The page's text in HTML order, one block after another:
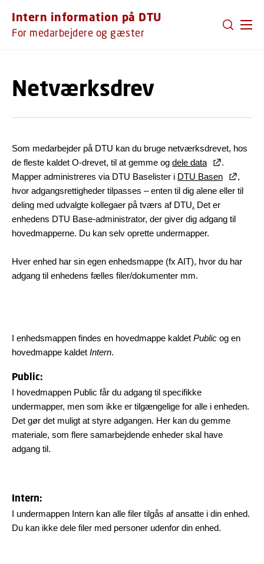
Intern information på DTU
For medarbejdere og gæster
Netværksdrev
Som medarbejder på DTU kan du bruge netværksdrevet, hos
de fleste kaldet O-drevet, til at gemme og dele data
.
Mapper administreres via DTU Baselister i DTU Basen
,
hvor adgangsrettigheder tilpasses – enten til dig alene eller til
deling med udvalgte kollegaer på tværs af DTU. Det er
enhedens DTU Base-administrator, der giver dig adgang til
hovedmapperne. Du kan selv oprette undermapper.
Hver enhed har sin egen enhedsmappe (fx AIT), hvor du har
adgang til enhedens fælles filer/dokumenter mm.
I enhedsmappen findes en hovedmappe kaldet Public og en
hovedmappe kaldet Intern.
Public:
I hovedmappen Public får du adgang til specifikke
undermapper, men som ikke er tilgængelige for alle i enheden.
Det gør det muligt at styre adgangen. Her kan du gemme
materiale, som flere samarbejdende enheder skal have
adgang til.
Intern:
I undermappen Intern kan alle filer tilgås af ansatte i din enhed.
Du kan ikke dele filer med personer udenfor din enhed.